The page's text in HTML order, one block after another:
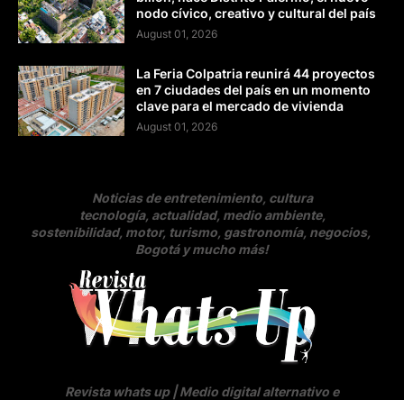
nodo cívico, creativo y cultural del país
August 01, 2026
La Feria Colpatria reunirá 44 proyectos
en 7 ciudades del país en un momento
clave para el mercado de vivienda
August 01, 2026
Noticias de entretenimiento, cultura
tecnología, actualidad, medio ambiente,
sostenibilidad, motor, turismo, gastronomía, negocios,
Bogotá y mucho más!
Revista whats up | Medio digital alternativo e